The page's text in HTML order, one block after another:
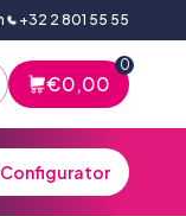
+32 2 801 55 55
€0,00
0
Configurator